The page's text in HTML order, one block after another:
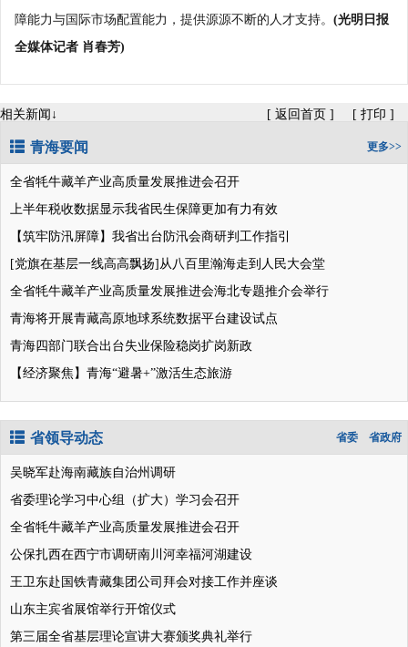
障能力与国际市场配置能力，提供源源不断的人才支持。 (光明日报
全媒体记者 肖春芳)
相关新闻↓ [ 返回首页 ] [ 打印 ]
青海要闻 更多>>
全省牦牛藏羊产业高质量发展推进会召开
上半年税收数据显示我省民生保障更加有力有效
【筑牢防汛屏障】我省出台防汛会商研判工作指引
[党旗在基层一线高高飘扬]从八百里瀚海走到人民大会堂
全省牦牛藏羊产业高质量发展推进会海北专题推介会举行
青海将开展青藏高原地球系统数据平台建设试点
青海四部门联合出台失业保险稳岗扩岗新政
【经济聚焦】青海“避暑+”激活生态旅游
省领导动态 省政府
省委
吴晓军赴海南藏族自治州调研
省委理论学习中心组（扩大）学习会召开
全省牦牛藏羊产业高质量发展推进会召开
公保扎西在西宁市调研南川河幸福河湖建设
王卫东赴国铁青藏集团公司拜会对接工作并座谈
山东主宾省展馆举行开馆仪式
第三届全省基层理论宣讲大赛颁奖典礼举行